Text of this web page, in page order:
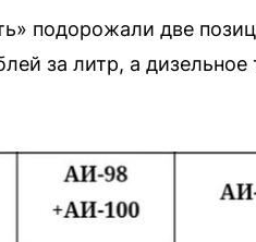
подорожали две
за литр, а